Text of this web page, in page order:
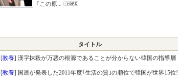
｢この原...
タイトル
[教養] 漢字抹殺が万悪の根源であることが分からない韓国の指導層
[教養] 国連が発表した2011年度｢生活の質｣の順位で韓国が世界15位!